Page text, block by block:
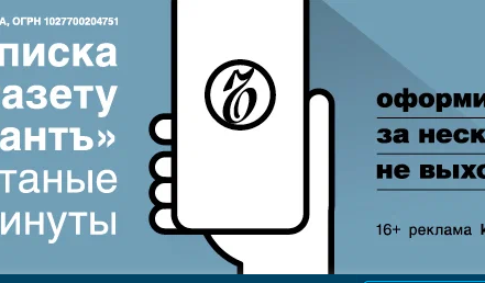
Реклама в «Ъ» www.kommersant.ru/ad